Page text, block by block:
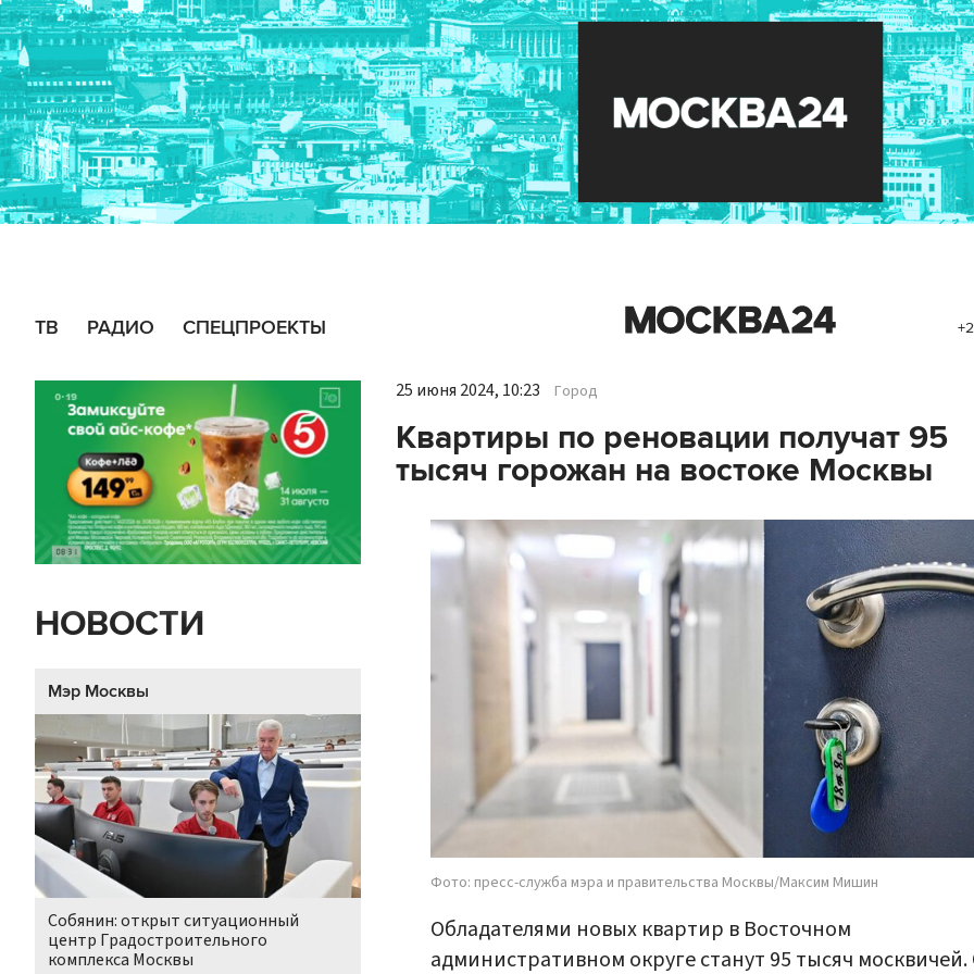
ТВ РАДИО СПЕЦПРОЕКТЫ
НОВОСТИ
Мэр Москвы
Собянин: открыт ситуационный
центр Градостроительного
комплекса Москвы
25 июня 2024, 10:23 Город
Квартиры по реновации получат 95
тысяч горожан на востоке Москвы
Фото: пресс-служба мэра и правительства Москвы/Максим Мишин
Обладателями новых квартир в Восточном
административном округе станут 95 тысяч